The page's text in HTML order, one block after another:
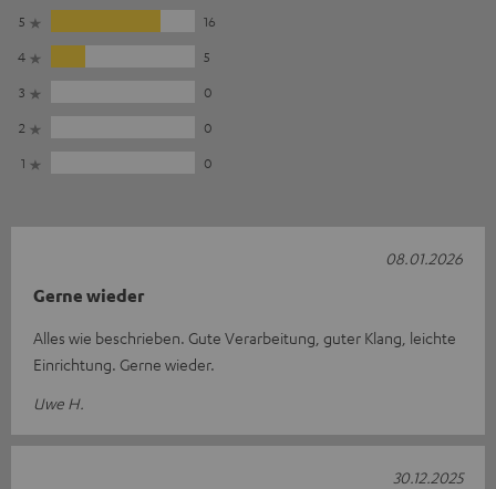
5
16
4
5
3
0
2
0
1
0
Gerne wieder
Alles wie beschrieben. Gute Verarbeitung, guter Klang, leichte
Einrichtung. Gerne wieder.
Uwe H.
08.01.2026
30.12.2025